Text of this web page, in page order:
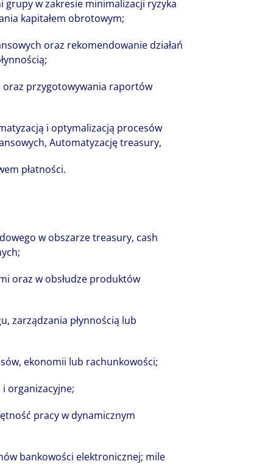
grupy w zakresie minimalizacji ryzyka
kapitałem obrotowym;
oraz rekomendowanie działań
oraz przygotowywania raportów
i optymalizacją procesów
Automatyzację treasury,
płatności.
w obszarze treasury, cash
oraz w obsłudze produktów
zarządzania płynnością lub
ekonomii lub rachunkowości;
organizacyjne;
pracy w dynamicznym
bankowości elektronicznej; mile